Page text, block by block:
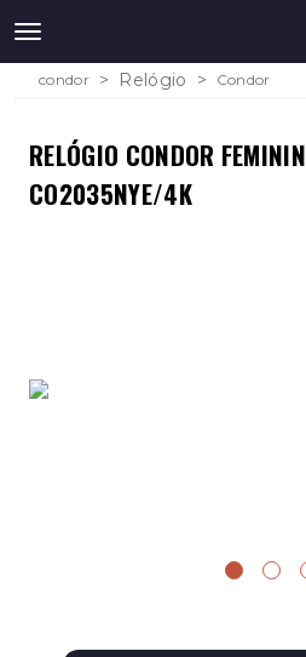
condor Relógio Condor
RELÓGIO CONDOR
CO2035NYE/4K